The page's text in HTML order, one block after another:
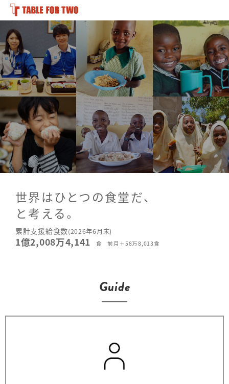
世界はひとつの食堂だ、
と考える。
累計支援給食数(2026年6月末)
1億2,008万4,141 食 前月＋58万8,013食
Guide